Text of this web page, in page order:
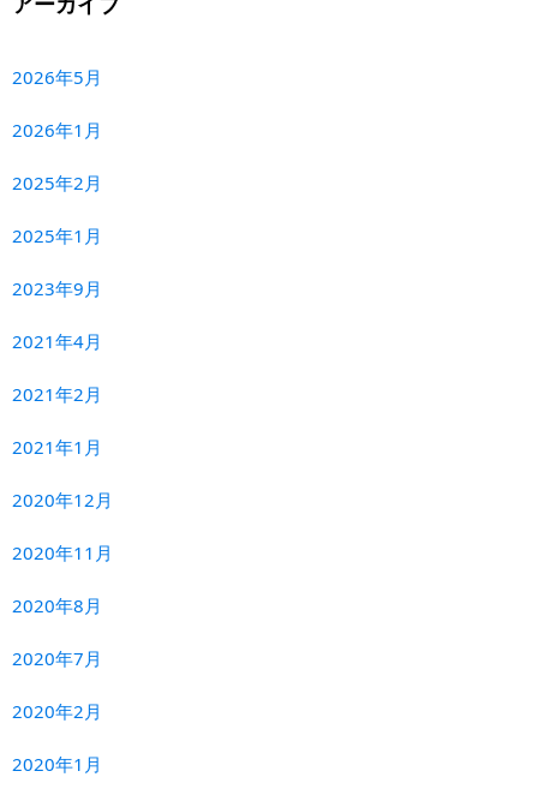
2026年5月
2026年1月
2025年2月
2025年1月
2023年9月
2021年4月
2021年2月
2021年1月
2020年12月
2020年11月
2020年8月
2020年7月
2020年2月
2020年1月